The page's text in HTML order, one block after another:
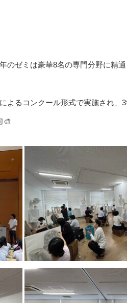
のゼミは豪華8名の専門分野に精
よるコンクール形式で実施され、